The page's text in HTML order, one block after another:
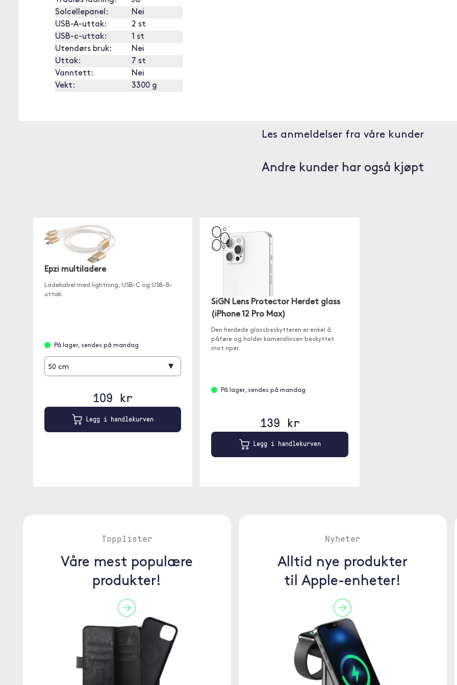
Solcellepanel:
Nei
USB-A-uttak:
2 st
USB-c-uttak:
1 st
Utendørs bruk:
Nei
Uttak:
7 st
Vanntett:
Nei
Vekt:
3300 g
Les anmeldelser fra våre kunder
Andre kunder har også kjøpt
Epzi multiladere
Ladekabel med lightning, USB-C og USB-B-
uttak.
På lager, sendes på mandag
50 cm ▾
109 kr
Legg i handlekurven
SiGN Lens Protector Herdet glass
(iPhone 12 Pro Max)
Den herdede glassbeskytteren er enkel å
påføre og holder kameralinsen beskyttet
mot riper.
På lager, sendes på mandag
139 kr
Legg i handlekurven
Topplister
Våre mest populære
produkter!
Nyheter
Alltid nye produkter
til Apple-enheter!